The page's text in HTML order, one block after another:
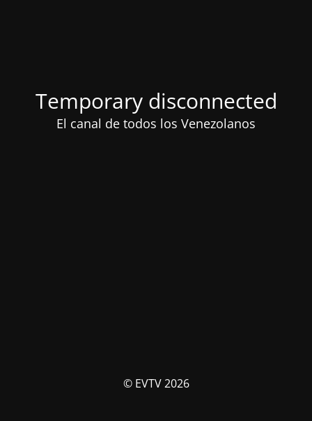
Temporary disconnected
El canal de todos los Venezolanos
© EVTV 2026